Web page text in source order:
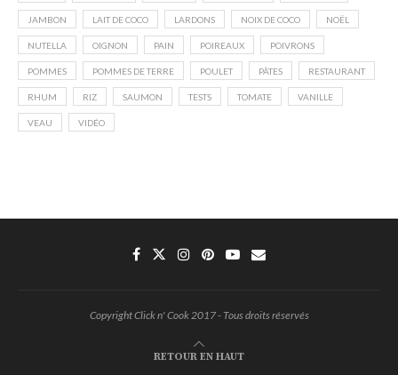
JAMBON LAIT DE COCO LARDONS NOIX DE COCO NOËL
NUTELLA OIGNON PAIN POIREAUX POIVRONS
POMMES POMMES DE TERRE POULET PÂTES RESTAURANT
RHUM RIZ SAUMON TESTS TOMATE VANILLE
VEAU VIDÉO
Copyright Click n' Cook 2017 - Tous droits réservés
RETOUR EN HAUT